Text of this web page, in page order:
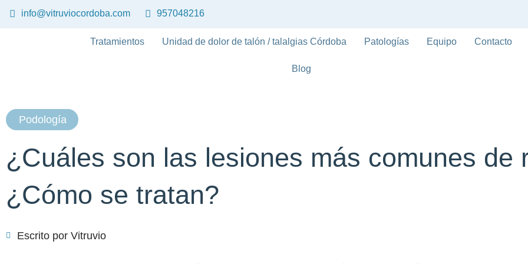
info@vitruviocordoba.com 957048216
Tratamientos Unidad de dolor de talón / talalgias Córdoba Patologías Equipo Contacto
Blog
Podología
¿Cuáles son las lesiones más comunes de
¿Cómo se tratan?
Escrito por Vitruvio